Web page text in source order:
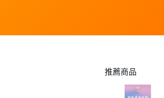
推薦商品